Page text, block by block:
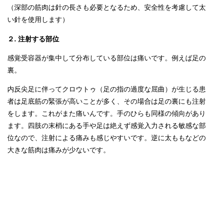
（深部の筋肉は針の長さも必要となるため、安全性を考慮して太
い針を使用します）
２. 注射する部位
感覚受容器が集中して分布している部位は痛いです。例えば足の
裏。
内反尖足に伴ってクロウトゥ（足の指の過度な屈曲）が生じる患
者は足底筋の緊張が高いことが多く、その場合は足の裏にも注射
をします。これがまた痛いんです。手のひらも同様の傾向があり
ます。四肢の末梢にある手や足は絶えず感覚入力される敏感な部
位なので、注射による痛みも感じやすいです。逆に太ももなどの
大きな筋肉は痛みが少ないです。